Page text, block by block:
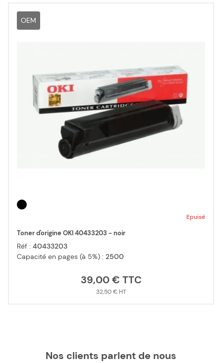
OEM
Epuisé
Toner d'origine OKI 40433203 - noir
Réf : 40433203
Capacité en pages (à 5%) : 2500
39,00 €
32,50 €
Nos clients parlent de nous